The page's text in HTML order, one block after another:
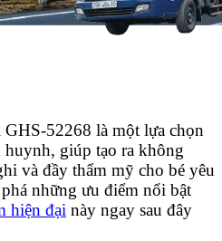
GHS-52268 là một lựa chọn
huynh, giúp tạo ra không
và đầy thẩm mỹ cho bé yêu
những ưu điểm nổi bật
hiện đại này ngay sau đây